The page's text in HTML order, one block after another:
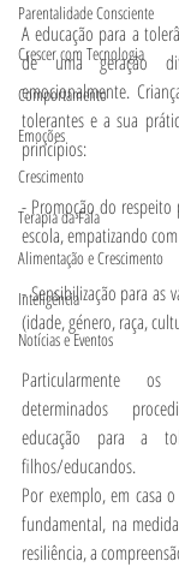
Parentalidade Consciente
Crescer com Tecnologia
Comportamento
Emoções
Crescimento
Terapia da Fala
Alimentação e Crescimento
Inteligência
Notícias e Eventos
A educação para a
de uma geração
emocionalmente.
tolerantes e a sua
princípios:
- Promoção do
escola, empatizando
- Sensibilização para as
(idade, género, raça,
Particularmente
determinados
educação para a
filhos/educandos.
Por exemplo, em casa
fundamental, na
resiliência, a